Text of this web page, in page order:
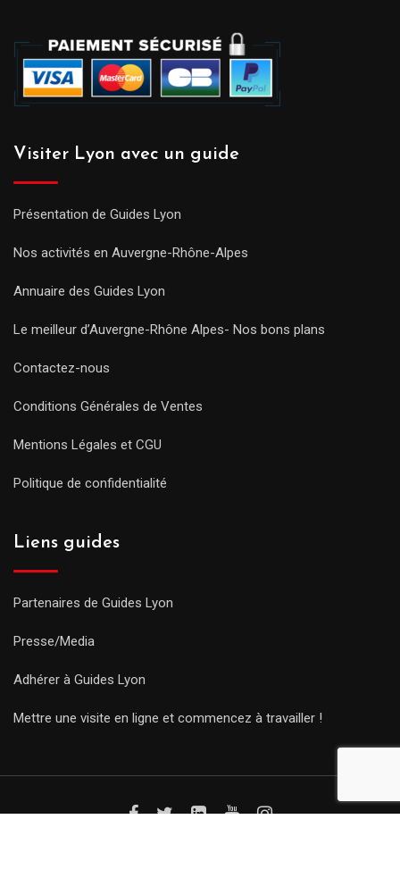
Visiter Lyon avec un guide
Présentation de Guides Lyon
Nos activités en Auvergne-Rhône-Alpes
Annuaire des Guides Lyon
Le meilleur d’Auvergne-Rhône Alpes- Nos bons plans
Contactez-nous
Conditions Générales de Ventes
Mentions Légales et CGU
Politique de confidentialité
Liens guides
Partenaires de Guides Lyon
Presse/Media
Adhérer à Guides Lyon
Mettre une visite en ligne et commencez à travailler !